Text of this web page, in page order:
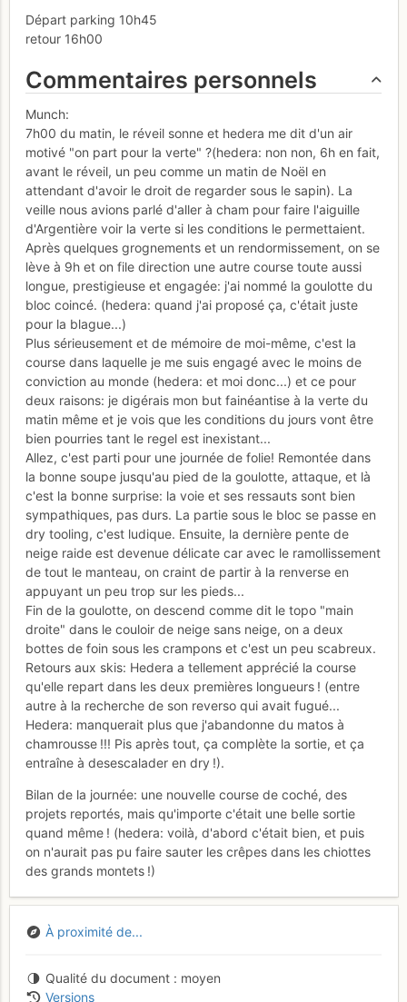
Départ parking 10h45
retour 16h00
Commentaires personnels
Munch:
7h00 du matin, le réveil sonne et hedera me dit d'un air
motivé "on part pour la verte" ?(hedera: non non, 6h en fait,
avant le réveil, un peu comme un matin de Noël en
attendant d'avoir le droit de regarder sous le sapin). La
veille nous avions parlé d'aller à cham pour faire l'aiguille
d'Argentière voir la verte si les conditions le permettaient.
Après quelques grognements et un rendormissement, on se
lève à 9h et on file direction une autre course toute aussi
longue, prestigieuse et engagée: j'ai nommé la goulotte du
bloc coincé. (hedera: quand j'ai proposé ça, c'était juste
pour la blague...)
Plus sérieusement et de mémoire de moi-même, c'est la
course dans laquelle je me suis engagé avec le moins de
conviction au monde (hedera: et moi donc...) et ce pour
deux raisons: je digérais mon but fainéantise à la verte du
matin même et je vois que les conditions du jours vont être
bien pourries tant le regel est inexistant...
Allez, c'est parti pour une journée de folie! Remontée dans
la bonne soupe jusqu'au pied de la goulotte, attaque, et là
c'est la bonne surprise: la voie et ses ressauts sont bien
sympathiques, pas durs. La partie sous le bloc se passe en
dry tooling, c'est ludique. Ensuite, la dernière pente de
neige raide est devenue délicate car avec le ramollissement
de tout le manteau, on craint de partir à la renverse en
appuyant un peu trop sur les pieds...
Fin de la goulotte, on descend comme dit le topo "main
droite" dans le couloir de neige sans neige, on a deux
bottes de foin sous les crampons et c'est un peu scabreux.
Retours aux skis: Hedera a tellement apprécié la course
qu'elle repart dans les deux premières longueurs ! (entre
autre à la recherche de son reverso qui avait fugué...
Hedera: manquerait plus que j'abandonne du matos à
chamrousse !!! Pis après tout, ça complète la sortie, et ça
entraîne à desescalader en dry !).
Bilan de la journée: une nouvelle course de coché, des
projets reportés, mais qu'importe c'était une belle sortie
quand même ! (hedera: voilà, d'abord c'était bien, et puis
on n'aurait pas pu faire sauter les crêpes dans les chiottes
des grands montets !)
À proximité de...
Qualité du document
moyen
Versions